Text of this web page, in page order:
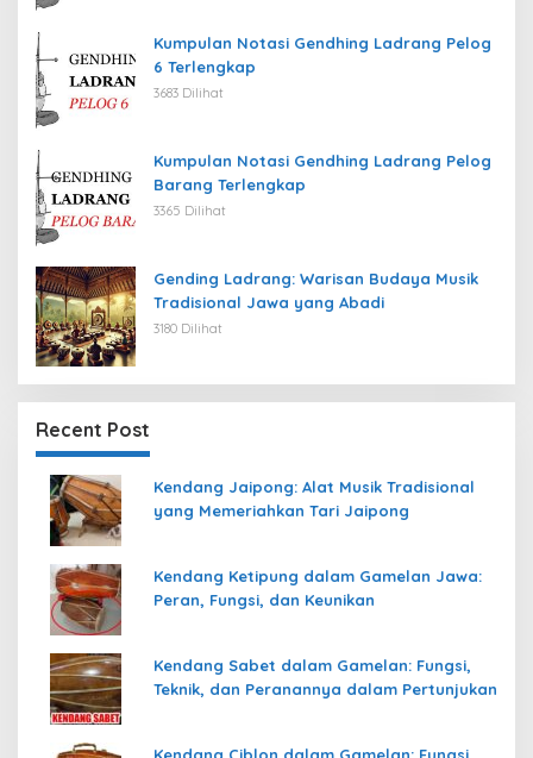
Kumpulan Notasi Gendhing Ladrang Pelog
6 Terlengkap
3683 Dilihat
Kumpulan Notasi Gendhing Ladrang Pelog
Barang Terlengkap
3365 Dilihat
Gending Ladrang: Warisan Budaya Musik
Tradisional Jawa yang Abadi
3180 Dilihat
Recent Post
Kendang Jaipong: Alat Musik Tradisional
yang Memeriahkan Tari Jaipong
Kendang Ketipung dalam Gamelan Jawa:
Peran, Fungsi, dan Keunikan
Kendang Sabet dalam Gamelan: Fungsi,
Teknik, dan Peranannya dalam Pertunjukan